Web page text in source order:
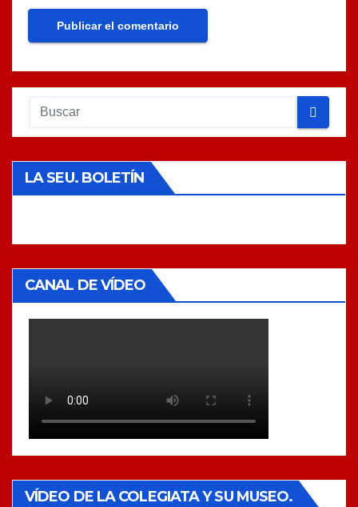
LA SEU. BOLETÍN
CANAL DE VÍDEO
VÍDEO DE LA COLEGIATA Y SU MUSEO.